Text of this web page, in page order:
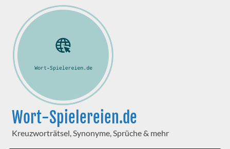
Wort-Spielereien.de
Kreuzworträtsel, Synonyme, Sprüche & mehr